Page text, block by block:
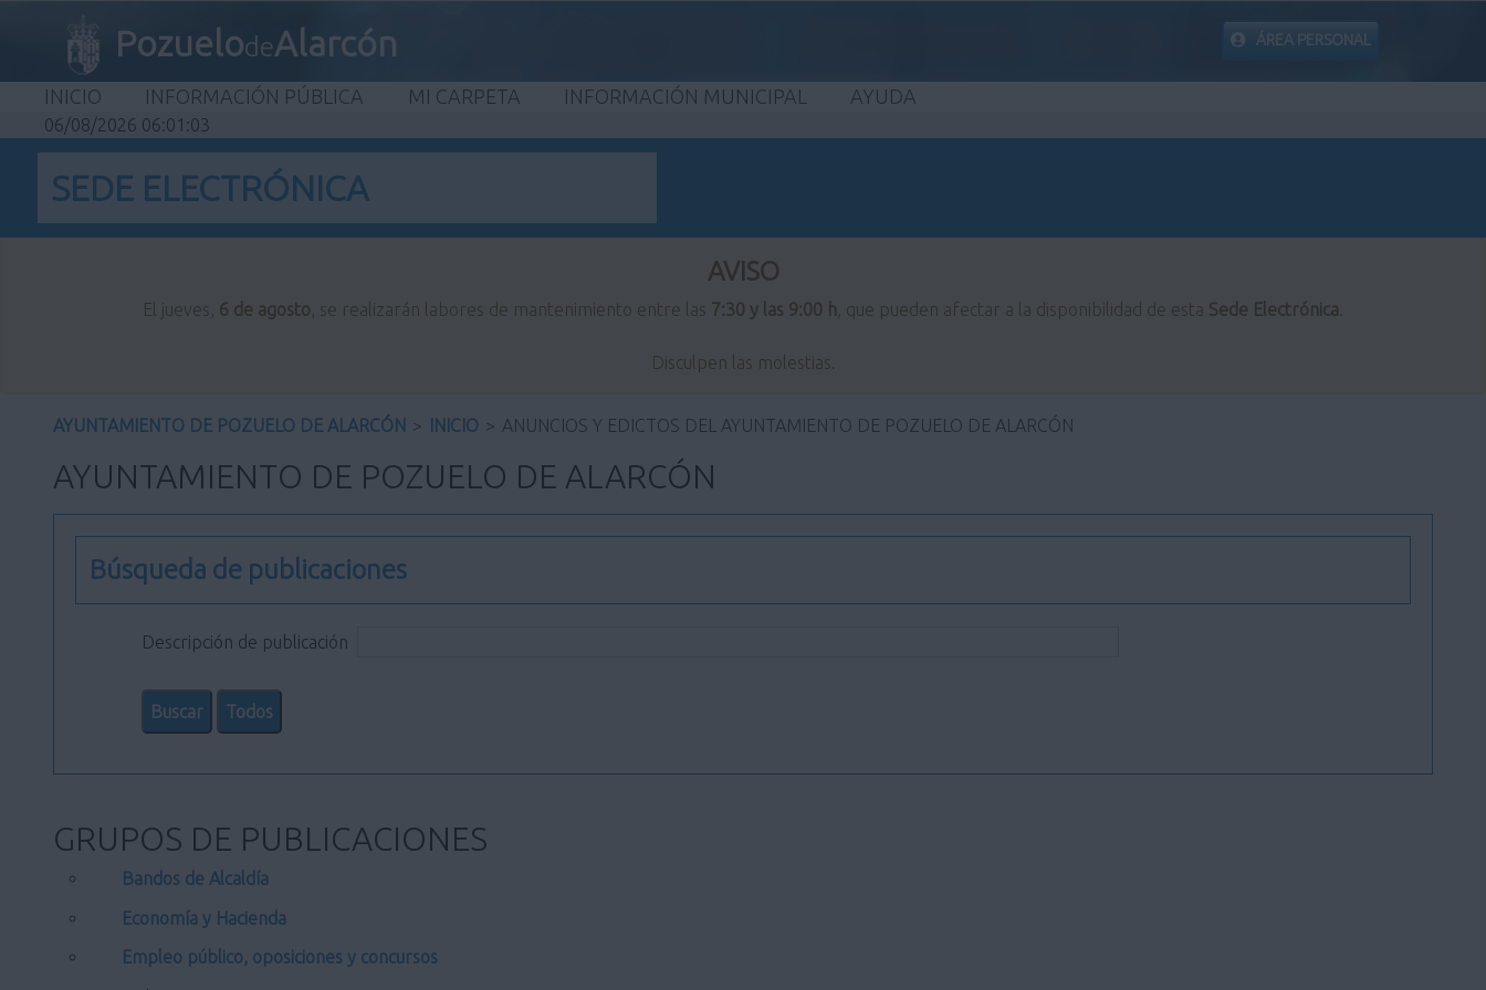
PozuelodeAlarcón ÁREA PERSONAL
INICIO INFORMACIÓN PÚBLICA MI CARPETA INFORMACIÓN MUNICIPAL AYUDA
06/08/2026 06:01:04
SEDE ELECTRÓNICA
AVISO
El jueves, 6 de agosto, se realizarán labores de mantenimiento entre las 7:30 y las 9:00 h, que pueden afectar a la disponibilidad de esta Sede Electrónica
Disculpen las molestias.
AYUNTAMIENTO DE POZUELO DE ALARCÓN > INICIO > ANUNCIOS Y EDICTOS DEL AYUNTAMIENTO DE POZUELO DE ALARCÓN
AYUNTAMIENTO DE POZUELO DE ALARCÓN
Búsqueda de publicaciones
Descripción de publicación
GRUPOS DE PUBLICACIONES
Bandos de Alcaldía
Economía y Hacienda
Empleo público, oposiciones y concursos